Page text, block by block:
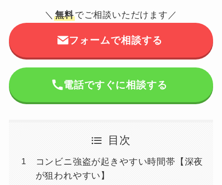
＼無料でご相談いただけます／
フォームで相談する
電話ですぐに相談する
目次
コンビニ強盗が起きやすい時間帯【深夜
が狙われやすい】